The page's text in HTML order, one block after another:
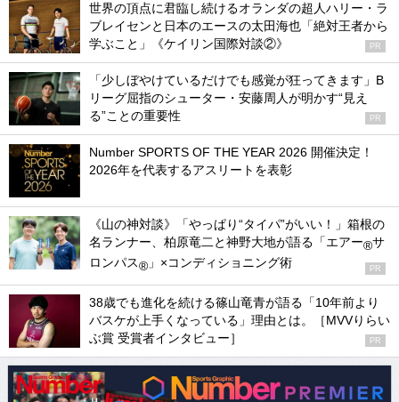
世界の頂点に君臨し続けるオランダの超人ハリー・ラ
ブレイセンと日本のエースの太田海也「絶対王者から
学ぶこと」《ケイリン国際対談②》
PR
「少しぼやけているだけでも感覚が狂ってきます」B
リーグ屈指のシューター・安藤周人が明かす“見え
る”ことの重要性
PR
Number SPORTS OF THE YEAR 2026 開催決定！
2026年を代表するアスリートを表彰
《山の神対談》「やっぱり“タイパ”がいい！」箱根の
名ランナー、柏原竜二と神野大地が語る「エアー®サ
ロンパス® 」×コンディショニング術 PR
38歳でも進化を続ける篠山竜青が語る「10年前より
バスケが上手くなっている」理由とは。［MVVりらい
ぶ賞 受賞者インタビュー］
PR